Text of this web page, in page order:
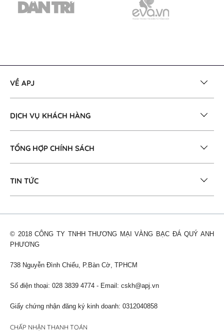
VỀ APJ
DỊCH VỤ KHÁCH HÀNG
TỔNG HỢP CHÍNH SÁCH
TIN TỨC
© 2018 CÔNG TY TNHH THƯƠNG MẠI VÀNG BẠC ĐÁ QUÝ ANH
PHƯƠNG
738 Nguyễn Đình Chiểu, P.Bàn Cờ, TPHCM
Số điện thoại: 028 3839 4774 - Email: cskh@apj.vn
Giấy chứng nhận đăng ký kinh doanh: 0312040858
CHẤP NHẬN THANH TOÁN